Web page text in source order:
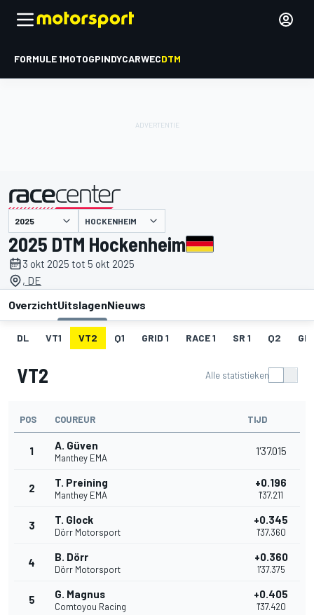
FORMULE 1MOTOGPINDYCARWECDTM
gepresenteerd door HOCKENHEIM
2025 DTM Hockenheim
3 okt 2025 tot 5 okt 2025
, DE
OverzichtUitslagenNieuws
DL VT1 VT2 Q1 GRID 1 RACE 1 SR 1 Q2
VT2 Alle statistieken
POS COUREUR TIJD
1 A. Güven
Manthey EMA
1'37.015
2 T. Preining
Manthey EMA
+0.196
1'37.211
3 T. Glock
Dörr Motorsport
+0.345
1'37.360
4 B. Dörr
Dörr Motorsport
+0.360
1'37.375
5 G. Magnus
Comtoyou Racing
+0.405
1'37.420